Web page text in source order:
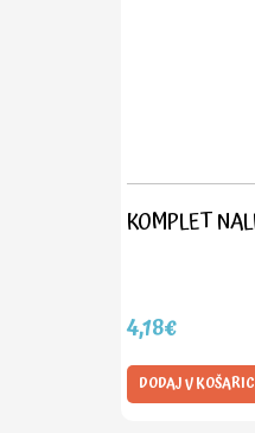
KOMPLET
4,18€
DODAJ V